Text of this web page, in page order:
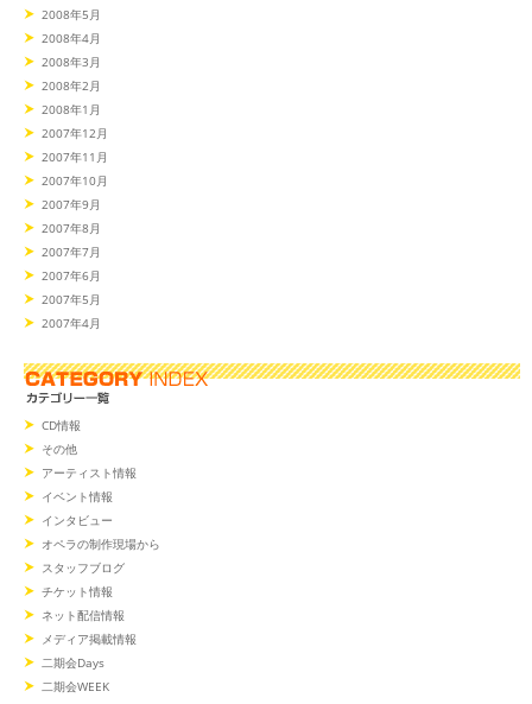
2008年5月
2008年4月
2008年3月
2008年2月
2008年1月
2007年12月
2007年11月
2007年10月
2007年9月
2007年8月
2007年7月
2007年6月
2007年5月
2007年4月
CD情報
その他
アーティスト情報
イベント情報
インタビュー
オペラの制作現場から
スタッフブログ
チケット情報
ネット配信情報
メディア掲載情報
二期会Days
二期会WEEK